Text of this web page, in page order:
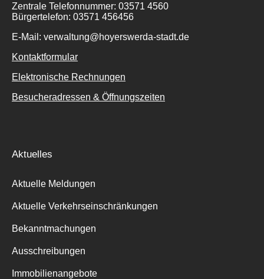
Zentrale Telefonnummer: 03571 4560
Bürgertelefon: 03571 456456
E-Mail: verwaltung@hoyerswerda-stadt.de
Kontaktformular
Elektronische Rechnungen
Besucheradressen & Öffnungszeiten
Aktuelles
Aktuelle Meldungen
Aktuelle Verkehrseinschränkungen
Bekanntmachungen
Ausschreibungen
Immobilienangebote